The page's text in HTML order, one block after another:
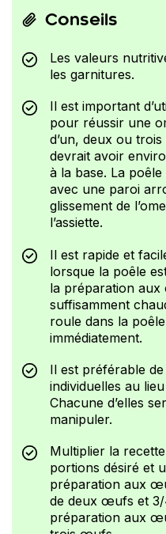
Conseils
Les valeurs
les garnitures.
Il est important
pour réussir une
d’un, deux ou
devrait avoir
à la base. La
avec une paroi
glissement de
l’assiette.
Il est rapide et
lorsque la poêle
la préparation
suffisamment
roule dans la
immédiatement.
Il est préférable
individuelles au
Chacune d’elles
manipuler.
Multiplier la
portions désiré et
préparation aux
de deux œufs et 3/
préparation aux